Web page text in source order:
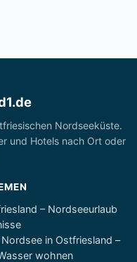
Nordseeküste.
und Hotels nach Ort oder
– Nordseeurlaub
in Ostfriesland –
wohnen